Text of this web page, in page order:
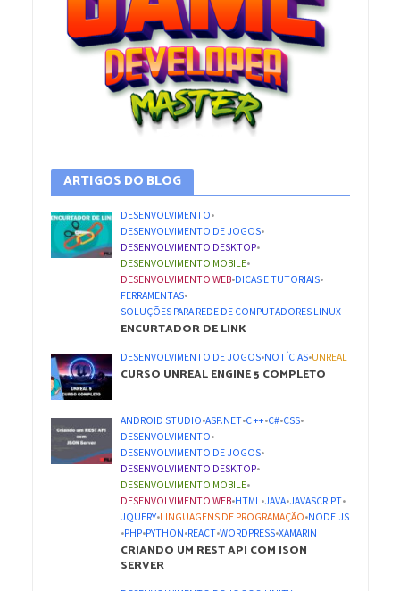
ARTIGOS DO BLOG
DESENVOLVIMENTO•
DESENVOLVIMENTO DE JOGOS•
DESENVOLVIMENTO DESKTOP•
DESENVOLVIMENTO MOBILE•
DESENVOLVIMENTO WEB•DICAS E TUTORIAIS•
FERRAMENTAS•
SOLUÇÕES PARA REDE DE COMPUTADORES LINUX
ENCURTADOR DE LINK
DESENVOLVIMENTO DE JOGOS•NOTÍCIAS•UNREAL
CURSO UNREAL ENGINE 5 COMPLETO
ANDROID STUDIO•ASP.NET•C ++•C#•CSS•
DESENVOLVIMENTO•
DESENVOLVIMENTO DE JOGOS•
DESENVOLVIMENTO DESKTOP•
DESENVOLVIMENTO MOBILE•
DESENVOLVIMENTO WEB•HTML•JAVA•JAVASCRIPT•
JQUERY•LINGUAGENS DE PROGRAMAÇÃO•NODE.JS
•PHP•PYTHON•REACT•WORDPRESS•XAMARIN
CRIANDO UM REST API COM JSON
SERVER